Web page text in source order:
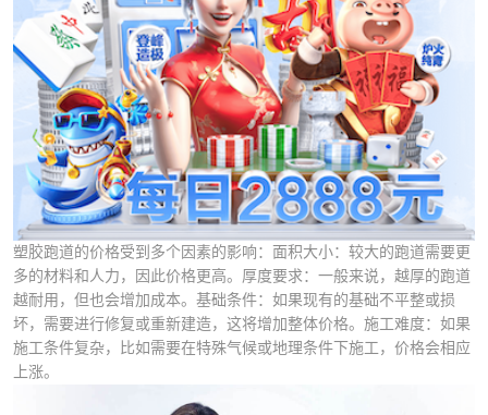
塑胶跑道的价格受到多个因素的影响：面积大小：较大的跑道需要更
多的材料和人力，因此价格更高。厚度要求：一般来说，越厚的跑道
越耐用，但也会增加成本。基础条件：如果现有的基础不平整或损
坏，需要进行修复或重新建造，这将增加整体价格。施工难度：如果
施工条件复杂，比如需要在特殊气候或地理条件下施工，价格会相应
上涨。